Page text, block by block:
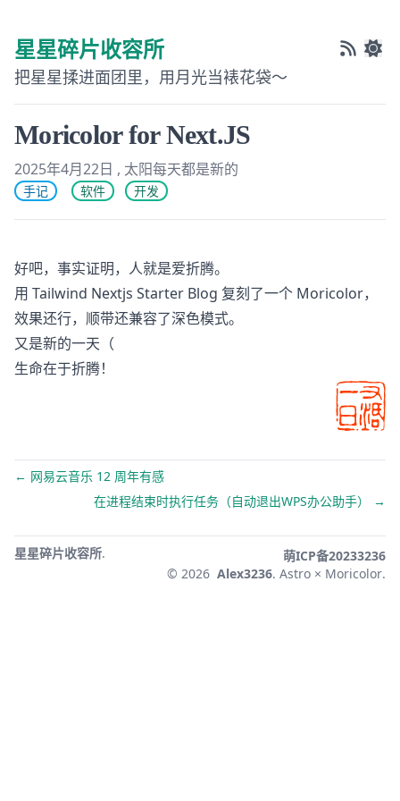
星星碎片收容所
把星星揉进面团里，用月光当裱花袋～
Moricolor for Next.JS
Last modified on
2025年4月22日 , 太阳每天都是新的
手记 软件 开发
好吧，事实证明，人就是爱折腾。
用 Tailwind Nextjs Starter Blog 复刻了一个 Moricolor，
效果还行，顺带还兼容了深色模式。
又是新的一天（
生命在于折腾！
← 网易云音乐 12 周年有感
在进程结束时执行任务（自动退出WPS办公助手） →
星星碎片收容所.
萌ICP备20233236
© 2026 Alex3236. Astro × Moricolor.